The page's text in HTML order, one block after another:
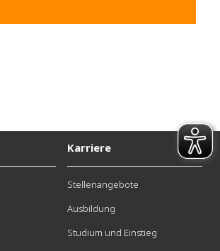
Karriere
Stellenangebote
Ausbildung
Studium und Einstieg